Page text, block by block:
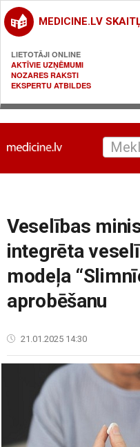
MEDICINE.LV
LIETOTĀJI ONLINE
AKTĪVIE UZŅĒMUMI
NOZARES RAKSTI
EKSPERTU ATBILDES
Veselības
integrēta
modeļa
aprobēšanu
21.01.2025 14:30